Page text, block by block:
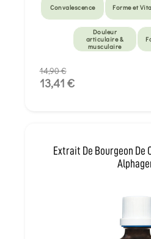
Convalescence Forme et
Douleur
articulaire &
musculaire
14,90 €
13,41 €
Extrait De Bourgeon De